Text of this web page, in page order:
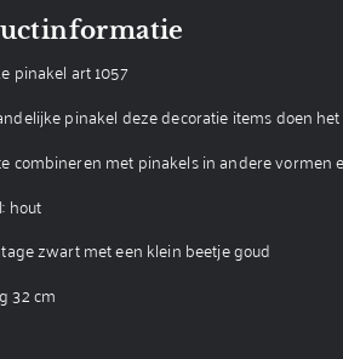
pinakel art 1057
pinakel deze decoratie items doen
combineren met pinakels in andere vormen
hout
zwart met een klein beetje goud
32 cm